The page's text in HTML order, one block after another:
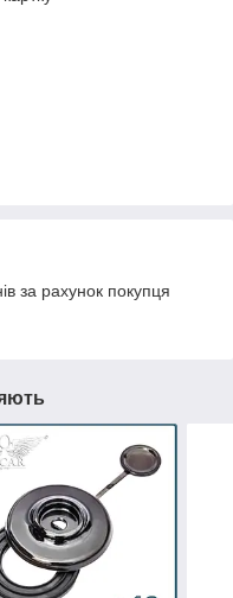
за рахунок покупця